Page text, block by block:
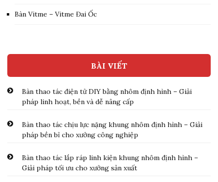
Bàn Vitme – Vitme Đai Ốc
BÀI VIẾT
Bàn thao tác điện tử DIY bằng nhôm định hình – Giải
pháp linh hoạt, bền và dễ nâng cấp
Bàn thao tác chịu lực nặng khung nhôm định hình – Giải
pháp bền bỉ cho xưởng công nghiệp
Bàn thao tác lắp ráp linh kiện khung nhôm định hình –
Giải pháp tối ưu cho xưởng sản xuất